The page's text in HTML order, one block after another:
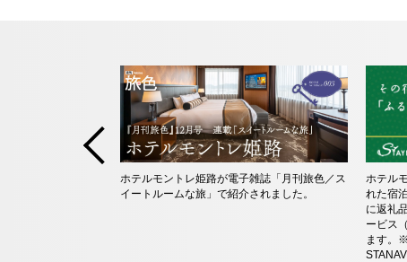
ホテルモントレ姫路が電子雑誌「月刊旅色／ス
イートルームな旅」で紹介されました。
ホテル
れた宿
に返礼
ービス
ます。